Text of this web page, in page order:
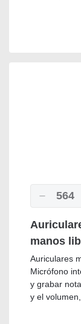
564
manos
Auriculares
Micrófono
y grabar
y el